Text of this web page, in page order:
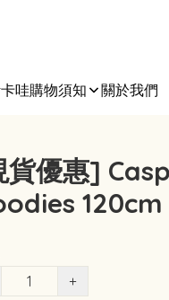
哇購物須知 關於我們
貨優惠]
120cm
+